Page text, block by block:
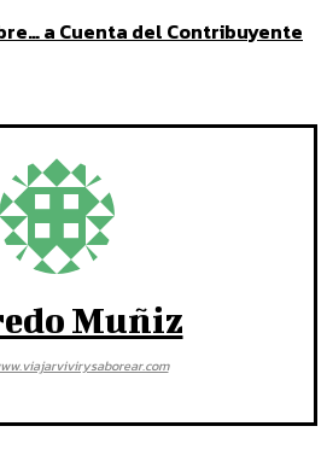
a Cuenta del Contribuyente
Muñiz